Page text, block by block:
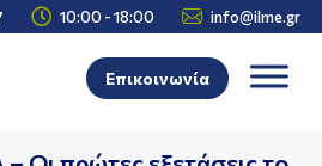
 10:00 - 18:00  info@ilme.gr
Επικοινωνία